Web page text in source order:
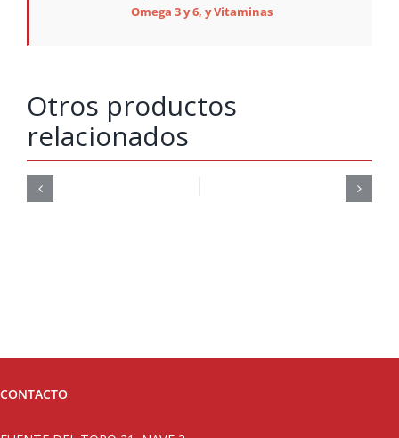
Omega 3 y 6, y Vitaminas
Otros productos
relacionados
CONTACTO